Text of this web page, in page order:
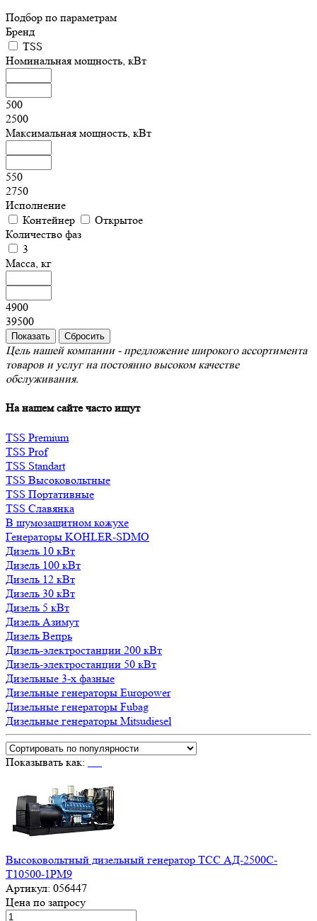
Подбор по параметрам
Бренд
TSS
Номинальная мощность, кВт
500
2500
Максимальная мощность, кВт
550
2750
Исполнение
Контейнер
Открытое
Количество фаз
3
Масса, кг
4900
39500
Цель нашей компании - предложение широкого ассортимента
товаров и услуг на постоянно высоком качестве
обслуживания.
На нашем сайте часто ищут
TSS Premium
TSS Prof
TSS Standart
TSS Высоковольтные
TSS Портативные
TSS Славянка
В шумозащитном кожухе
Генераторы KOHLER-SDMO
Дизель 10 кВт
Дизель 100 кВт
Дизель 12 кВт
Дизель 30 кВт
Дизель 5 кВт
Дизель Азимут
Дизель Вепрь
Дизель-электростанции 200 кВт
Дизель-электростанции 50 кВт
Дизельные 3-х фазные
Дизельные генераторы Europower
Дизельные генераторы Fubag
Дизельные генераторы Mitsudiesel
Показывать как:
Высоковольтный дизельный генератор ТСС АД-2500С-
Т10500-1РМ9
Артикул: 056447
Цена по запросу